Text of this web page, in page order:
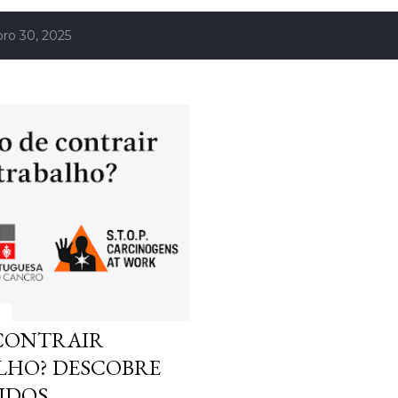
30, 2025
DESCOBRE